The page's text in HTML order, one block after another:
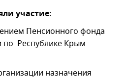
участие:
Пенсионного фонда
по Республике Крым
назначения